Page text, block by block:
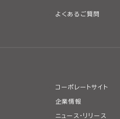
よくあるご質問
コーポレートサイト
企業情報
ニュース・リリース